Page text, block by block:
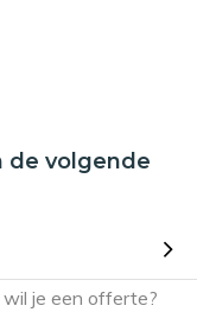
de volgende